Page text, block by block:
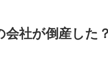
会社が倒産した